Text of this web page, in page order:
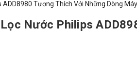
ADD8980 Tương Thích Với Những Dòng
Nước Philips